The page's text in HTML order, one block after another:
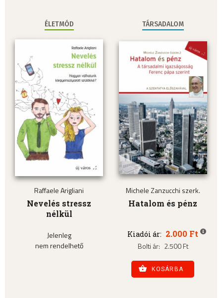
ÉLETMÓD
Raffaele Arigliani
Nevelés stressz
nélkül
Jelenleg
nem rendelhető
TÁRSADALOM
Michele Zanzucchi szerk.
Hatalom és pénz
Kiadói ár: 2.000 Ft
Bolti ár: 2.500 Ft
KOSÁRBA